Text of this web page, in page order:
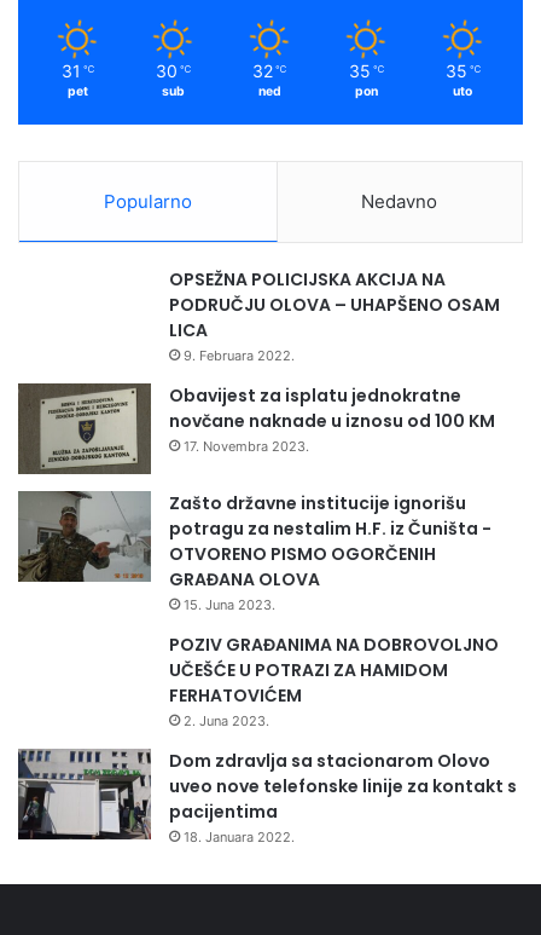
je kolektivno
nagrađeno za
odličan uspjeh
odjeljenja sa
načelnikom Đemalom
Memagićem i
razrednicom Almirom
Mujanović
31 ℃
pet
30 ℃
sub
32 ℃
ned
35 ℃
pon
35 ℃
uto
Popularno Nedavno
OPSEŽNA POLICIJSKA AKCIJA NA
PODRUČJU OLOVA – UHAPŠENO OSAM
LICA
9. Februara 2022.
Obavijest za isplatu jednokratne
novčane naknade u iznosu od 100 KM
17. Novembra 2023.
Zašto državne institucije ignorišu
potragu za nestalim H.F. iz Čuništa -
OTVORENO PISMO OGORČENIH
GRAĐANA OLOVA
15. Juna 2023.
POZIV GRAĐANIMA NA DOBROVOLJNO
UČEŠĆE U POTRAZI ZA HAMIDOM
FERHATOVIĆEM
2. Juna 2023.
Dom zdravlja sa stacionarom Olovo
uveo nove telefonske linije za kontakt s
pacijentima
18. Januara 2022.